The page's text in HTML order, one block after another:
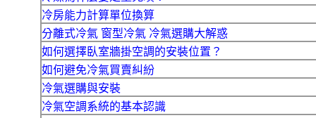
冷房能力計算單位換算
分離式冷氣 窗型冷氣 冷氣選購大解惑
如何選擇臥室牆掛空調的安裝位置？
如何避免冷氣買賣糾紛
冷氣選購與安裝
冷氣空調系統的基本認識